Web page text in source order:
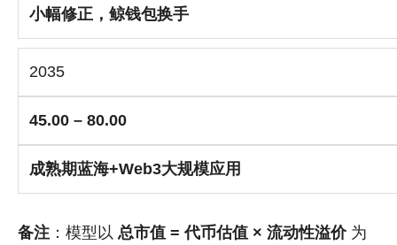
小幅修正，鲸钱包换手
2035
45.00 – 80.00
成熟期蓝海+Web3大规模应用
备注 ：模型以 总市值 = 代币估值 × 流动性溢价为